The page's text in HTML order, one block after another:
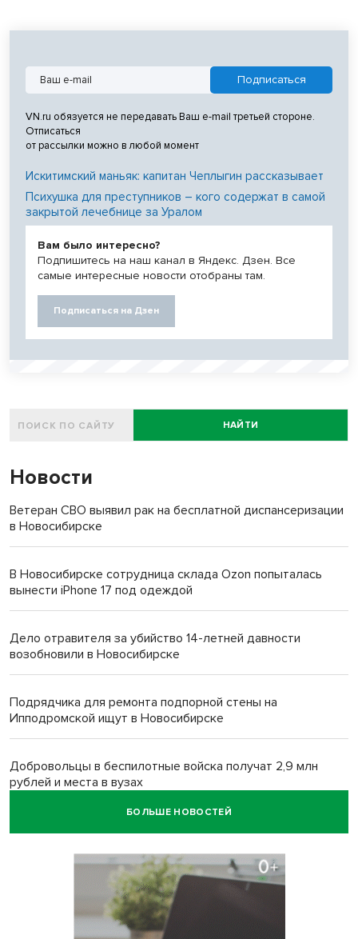
VN.ru обязуется не передавать Ваш e-mail третьей стороне.
Отписаться
от рассылки можно в любой момент
Искитимский маньяк: капитан Чеплыгин рассказывает
Психушка для преступников – кого содержат в самой
закрытой лечебнице за Уралом
Вам было интересно?
Подпишитесь на наш канал в Яндекс. Дзен. Все
самые интересные новости отобраны там.
Подписаться на Дзен
НАЙТИ
Новости
Ветеран СВО выявил рак на бесплатной диспансеризации
в Новосибирске
В Новосибирске сотрудница склада Ozon попыталась
вынести iPhone 17 под одеждой
Дело отравителя за убийство 14-летней давности
возобновили в Новосибирске
Подрядчика для ремонта подпорной стены на
Ипподромской ищут в Новосибирске
Добровольцы в беспилотные войска получат 2,9 млн
рублей и места в вузах
27-летний мотоциклист погиб в столкновении с
Белый гриб размером с футбольный мяч нашли под
БОЛЬШЕ НОВОСТЕЙ